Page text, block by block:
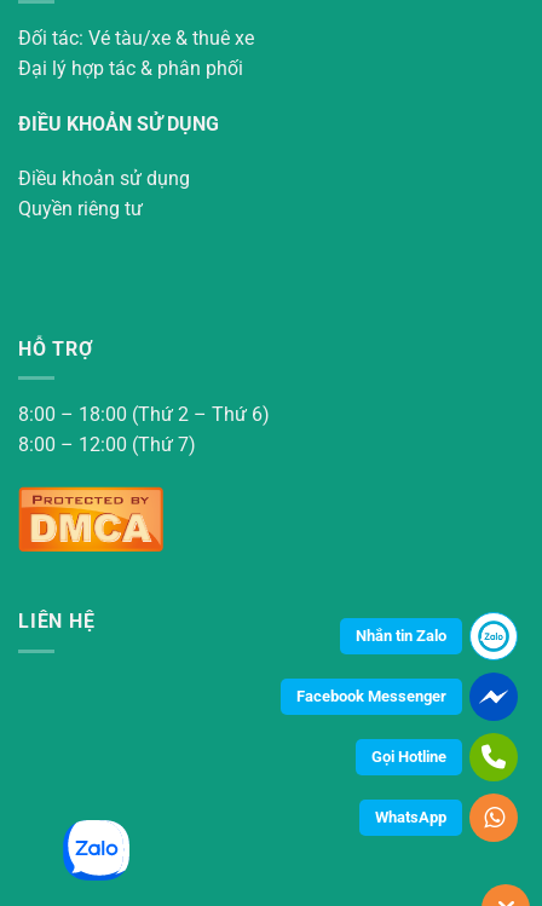
Đối tác: Vé tàu/xe & thuê xe
Đại lý hợp tác & phân phối
ĐIỀU KHOẢN SỬ DỤNG
Điều khoản sử dụng
Quyền riêng tư
HỖ TRỢ
8:00 – 18:00 (Thứ 2 – Thứ 6)
8:00 – 12:00 (Thứ 7)
LIÊN HỆ
Nhắn tin Zalo
Facebook Messenger
Gọi Hotline
WhatsApp